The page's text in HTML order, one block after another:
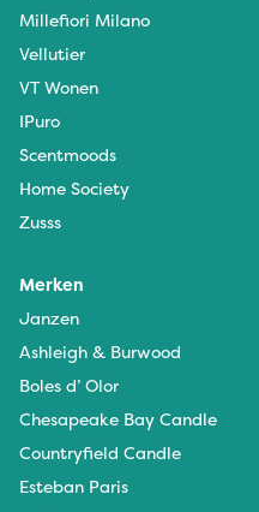
Millefiori Milano
Vellutier
VT Wonen
IPuro
Scentmoods
Home Society
Zusss
Merken
Janzen
Ashleigh & Burwood
Boles d’ Olor
Chesapeake Bay Candle
Countryfield Candle
Esteban Paris